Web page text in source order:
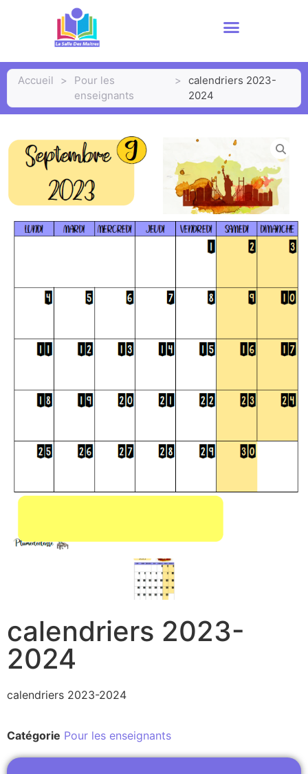
Accueil >
Pour les
enseignants
>
calendriers 2023-
2024
calendriers 2023-
2024
calendriers 2023-2024
Catégorie Pour les enseignants